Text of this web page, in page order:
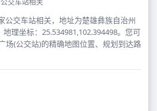
交车站相关
公交车站相关，地址为楚雄彝族自治州
理坐标：25.534981,102.394498。您可
场(公交站)的精确地图位置、规划到达路